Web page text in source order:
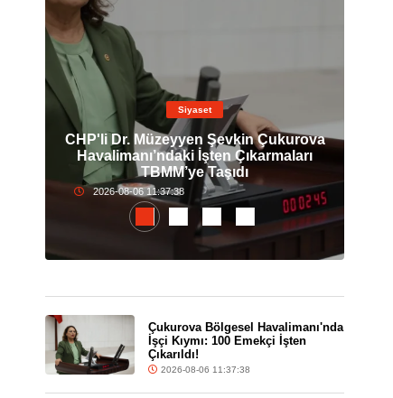
Siyaset
CHP'li Dr. Müzeyyen Şevkin Çukurova
Havalimanı’ndaki İşten Çıkarmaları
TBMM’ye Taşıdı
2026-08-06 11:37:38
Çukurova Bölgesel Havalimanı'nda
İşçi Kıymı: 100 Emekçi İşten
Çıkarıldı!
2026-08-06 11:37:38